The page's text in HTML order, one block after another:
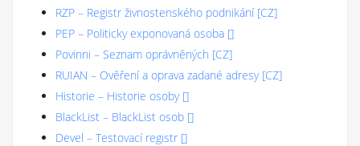
RZP – Registr živnostenského podnikání [CZ]
PEP – Politicky exponovaná osoba []
Povinni – Seznam oprávněných [CZ]
RUIAN – Ověření a oprava zadané adresy[CZ]
Historie – Historie osoby[]
BlackList – BlackList osob []
Devel – Testovací registr []